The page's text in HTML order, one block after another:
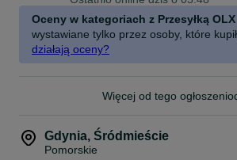
Złoto 583
Waga - 2.75 gram
Rozmiar 16
Oceny w kategoriach z Przesyłką
wystawiane tylko przez osoby, które
działają oceny?
Więcej od tego
Gdynia, Śródmieście
Pomorskie